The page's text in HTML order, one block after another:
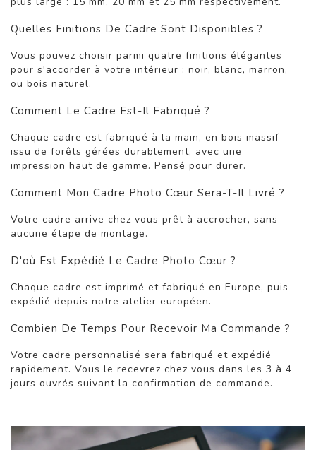
Quelles Finitions De Cadre Sont Disponibles ?
Vous pouvez choisir parmi quatre finitions élégantes
pour s'accorder à votre intérieur : noir, blanc, marron,
ou bois naturel.
Comment Le Cadre Est-Il Fabriqué ?
Chaque cadre est fabriqué à la main, en bois massif
issu de forêts gérées durablement, avec une
impression haut de gamme. Pensé pour durer.
Comment Mon Cadre Photo Cœur Sera-T-Il Livré ?
Votre cadre arrive chez vous prêt à accrocher, sans
aucune étape de montage.
D'où Est Expédié Le Cadre Photo Cœur ?
Chaque cadre est imprimé et fabriqué en Europe, puis
expédié depuis notre atelier européen.
Combien De Temps Pour Recevoir Ma Commande ?
Votre cadre personnalisé sera fabriqué et expédié
rapidement. Vous le recevrez chez vous dans les 3 à 4
jours ouvrés suivant la confirmation de commande.